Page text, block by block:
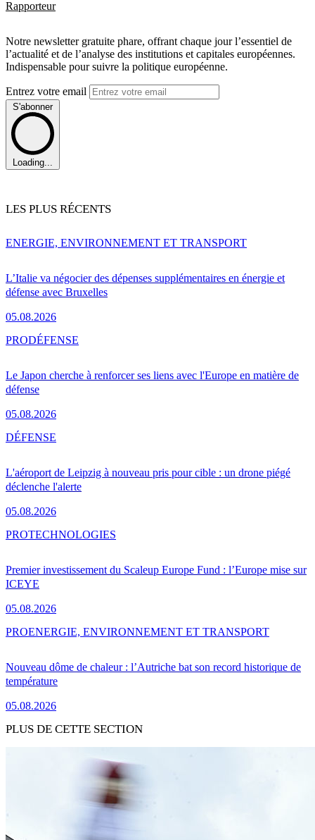
Rapporteur
Notre newsletter gratuite phare, offrant chaque jour l’essentiel de
l’actualité et de l’analyse des institutions et capitales européennes.
Indispensable pour suivre la politique européenne.
Entrez votre email
S'abonner
Loading...
LES PLUS RÉCENTS
L’Italie va négocier des dépenses supplémentaires en énergie et
défense avec Bruxelles
05.08.2026
ENERGIE, ENVIRONNEMENT ET TRANSPORT
Le Japon cherche à renforcer ses liens avec l'Europe en matière de
défense
05.08.2026
PRODÉFENSE
L'aéroport de Leipzig à nouveau pris pour cible : un drone piégé
déclenche l'alerte
05.08.2026
DÉFENSE
Premier investissement du Scaleup Europe Fund : l’Europe mise sur
ICEYE
05.08.2026
PROTECHNOLOGIES
Nouveau dôme de chaleur : l’Autriche bat son record historique de
température
05.08.2026
PROENERGIE, ENVIRONNEMENT ET TRANSPORT
PLUS DE CETTE SECTION